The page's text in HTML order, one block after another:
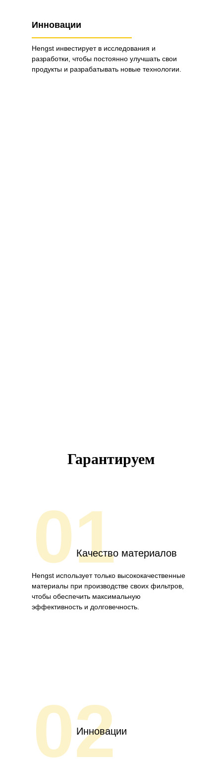
Инновации
Hengst инвестирует в исследования и
разработки, чтобы постоянно улучшать свои
продукты и разрабатывать новые технологии.
Гарантируем
01Качество материалов
Hengst использует только высококачественные
материалы при производстве своих фильтров,
чтобы обеспечить максимальную
эффективность и долговечность.
02
Инновации